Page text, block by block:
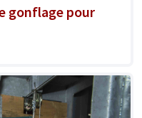
gonflage pour